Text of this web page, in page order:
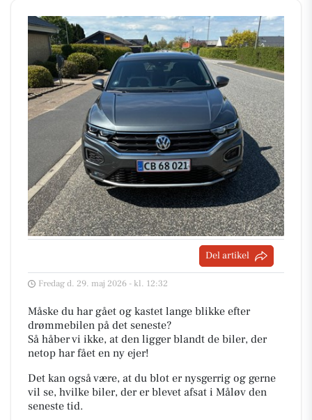
Del artikel
Fredag d. 29. maj 2026 - kl. 12:32
Måske du har gået og kastet lange blikke efter
drømmebilen på det seneste?
Så håber vi ikke, at den ligger blandt de biler, der
netop har fået en ny ejer!
Det kan også være, at du blot er nysgerrig og gerne
vil se, hvilke biler, der er blevet afsat i Måløv den
seneste tid.